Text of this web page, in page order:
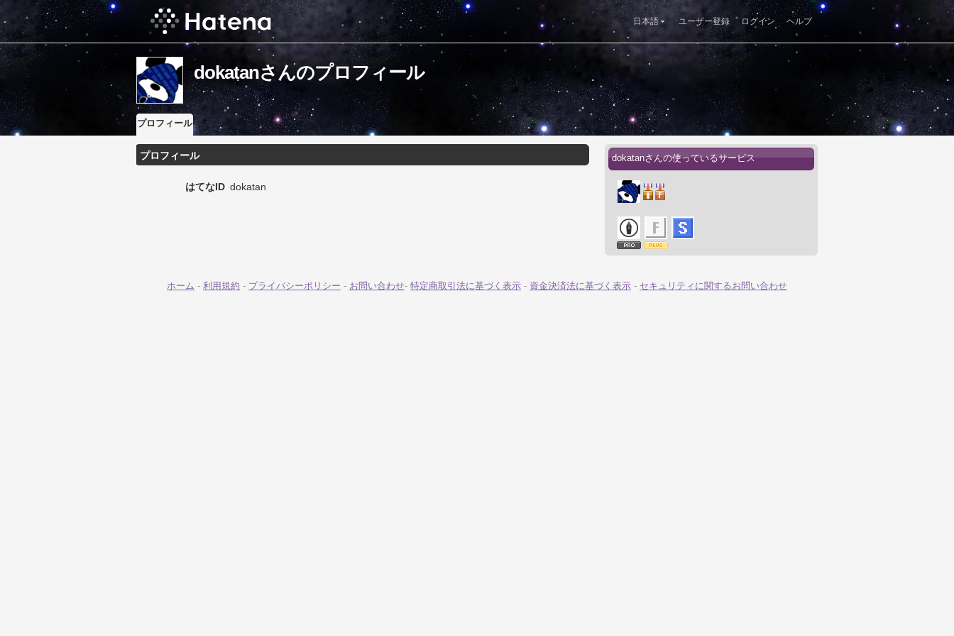
日本語 ユーザー登録 ログイン ヘルプ
dokatanさんのプロフィール
プロフィール
プロフィール
はてなID dokatan
dokatanさんの使っているサービス
ホーム - 利用規約 - プライバシーポリシー - お問い合わせ- 特定商取引法に基づく表示 - 資金決済法に基づく表示 - セキュリティに関するお問い合わせ